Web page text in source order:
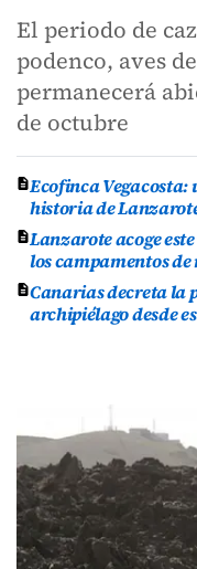
El periodo de
podenco, aves
permanecerá
de octubre
Ecofinca
historia de
Lanzarote acoge
los campamentos
Canarias decreta la
archipiélago desde